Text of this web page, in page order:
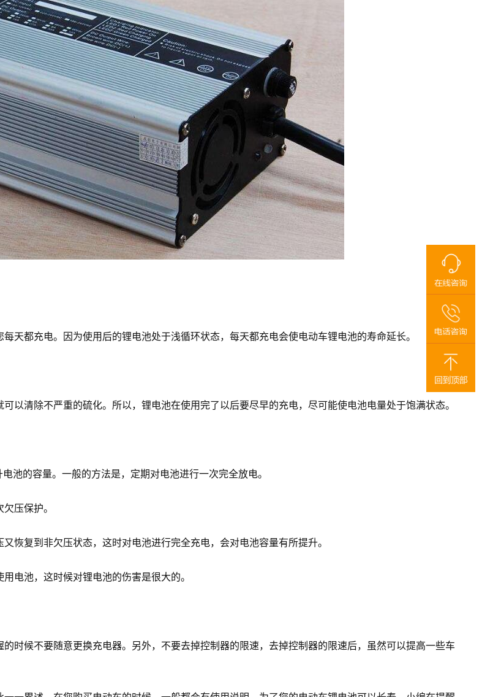
都充电。因为使用后的锂电池处于浅循环状态，每天都充电会使电动车锂电池的寿命延长。
清除不严重的硫化。所以，锂电池在使用完了以后要尽早的充电，尽可能使电池电量处于饱满状态。
的容量。一般的方法是，定期对电池进行一次完全放电。
压保护。
复到非欠压状态，这时对电池进行完全充电，会对电池容量有所提升。
池，这时候对锂电池的伤害是很大的。
候不要随意更换充电器。另外，不要去掉控制器的限速，去掉控制器的限速后，虽然可以提高一些车